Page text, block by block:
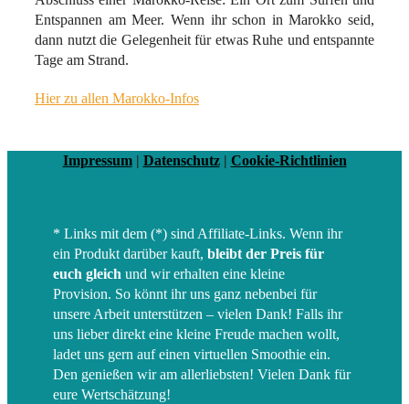
Entspannen am Meer. Wenn ihr schon in Marokko seid,
dann nutzt die Gelegenheit für etwas Ruhe und entspannte
Tage am Strand.
Hier zu allen Marokko-Infos
Impressum| Datenschutz| Cookie-Richtlinien
* Links mit dem (*) sind Affiliate-Links. Wenn ihr
ein Produkt darüber kauft, bleibt der Preis für
euch gleich und wir erhalten eine kleine
Provision. So könnt ihr uns ganz nebenbei für
unsere Arbeit unterstützen – vielen Dank! Falls ihr
uns lieber direkt eine kleine Freude machen wollt,
ladet uns gern auf einen virtuellen Smoothie ein.
Den genießen wir am allerliebsten! Vielen Dank für
eure Wertschätzung!